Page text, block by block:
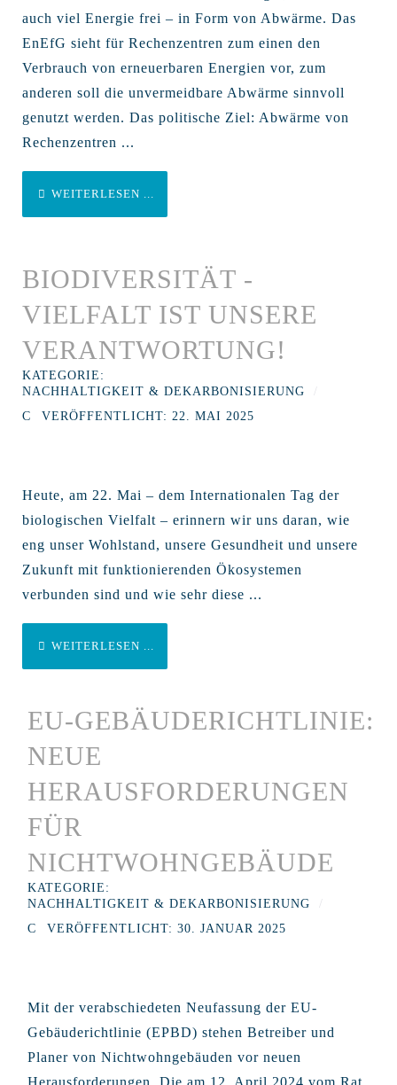
auch viel Energie frei – in Form von Abwärme. Das
EnEfG sieht für Rechenzentren zum einen den
Verbrauch von erneuerbaren Energien vor, zum
anderen soll die unvermeidbare Abwärme sinnvoll
genutzt werden. Das politische Ziel: Abwärme von
Rechenzentren ...
WEITERLESEN ...
BIODIVERSITÄT -
VIELFALT IST UNSERE
VERANTWORTUNG!
KATEGORIE:
NACHHALTIGKEIT & DEKARBONISIERUNG
VERÖFFENTLICHT: 22. MAI 2025
Heute, am 22. Mai – dem Internationalen Tag der
biologischen Vielfalt – erinnern wir uns daran, wie
eng unser Wohlstand, unsere Gesundheit und unsere
Zukunft mit funktionierenden Ökosystemen
verbunden sind und wie sehr diese ...
WEITERLESEN ...
EU-GEBÄUDERICHTLINIE:
NEUE
HERAUSFORDERUNGEN
FÜR
NICHTWOHNGEBÄUDE
KATEGORIE:
NACHHALTIGKEIT & DEKARBONISIERUNG
VERÖFFENTLICHT: 30. JANUAR 2025
Mit der verabschiedeten Neufassung der EU-
Gebäuderichtlinie (EPBD) stehen Betreiber und
Planer von Nichtwohngebäuden vor neuen